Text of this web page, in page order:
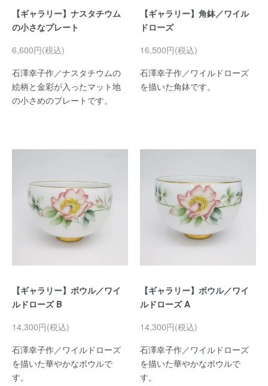
【ギャラリー】ナスタチウム
の小さなプレート
6,600円(税込)
石澤幸子作／ナスタチウムの
絵柄と金彩が入ったマット地
の小さめのプレートです。
【ギャラリー】角鉢／ワイル
ドローズ
16,500円(税込)
石澤幸子作／ワイルドローズ
を描いた角鉢です。
【ギャラリー】ボウル／ワイ
ルドローズ B
14,300円(税込)
石澤幸子作／ワイルドローズ
を描いた華やかなボウルで
す。
【ギャラリー】ボウル／ワイ
ルドローズ A
14,300円(税込)
石澤幸子作／ワイルドローズ
を描いた華やかなボウルで
す。